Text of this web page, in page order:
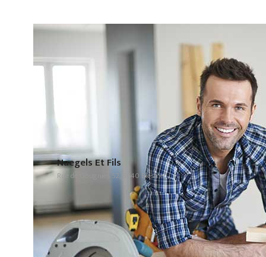
Naegels Et Fils
Rue de Gougnies 52, 5640 Biesme